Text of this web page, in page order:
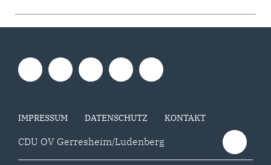
IMPRESSUM DATENSCHUTZ KONTAKT
CDU OV Gerresheim/Ludenberg